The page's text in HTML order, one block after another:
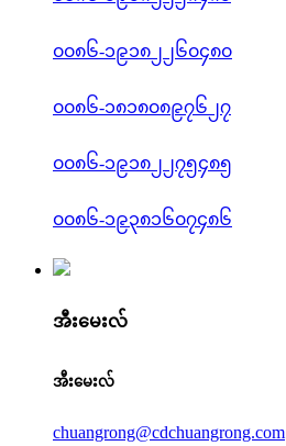
၀၀၈၆-၁၉၁၈၂၂၆၀၄၈၀
၀၀၈၆-၁၈၁၈၀၈၉၇၆၂၇
၀၀၈၆-၁၉၁၈၂၂၇၅၄၈၅
၀၀၈၆-၁၉၃၈၁၆၀၇၄၈၆
အီးမေးလ်
အီးမေးလ်
chuangrong@cdchuangrong.com